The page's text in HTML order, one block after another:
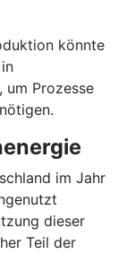
könnte
um Prozesse
im Jahr
dieser
Teil der